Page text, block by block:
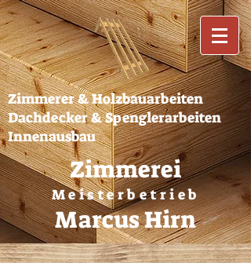
Zimmerer & Holzbauarbeiten
Dachdecker & Spenglerarbeiten
Innenausbau
Zimmerei
Meisterbetrieb
Marcus Hirn